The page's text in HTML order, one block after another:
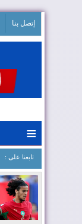
إتصل بنا
≡
: تابعنا على